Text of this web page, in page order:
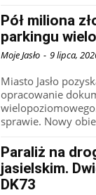
Pół miliona
parkingu
Moje Jasło - 9 lipca,
Miasto Jasło
opracowanie
sprawie. Nowy
Paraliż na
jasielskim.
DK73